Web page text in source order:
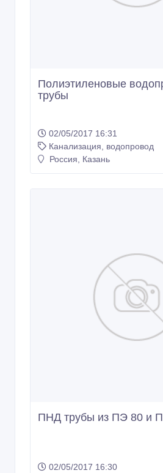
Полиэтиленовые
трубы
02/05/2017 16:31
Канализация, водопровод
Россия, Казань
ПНД трубы из ПЭ 80 и
02/05/2017 16:30